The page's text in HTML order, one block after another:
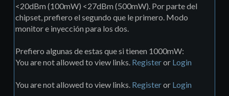
<20dBm (100mW) <27dBm (500mW). Por parte del
chipset, prefiero el segundo que le primero. Modo
monitor e inyección para los dos.
Prefiero algunas de estas que si tienen 1000mW:
You are not allowed to view links. Registeror Login
You are not allowed to view links. Registeror Login